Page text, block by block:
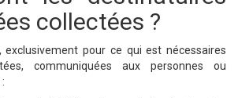
collectées ?
exclusivement pour ce qui est nécessaires
communiquées aux personnes ou